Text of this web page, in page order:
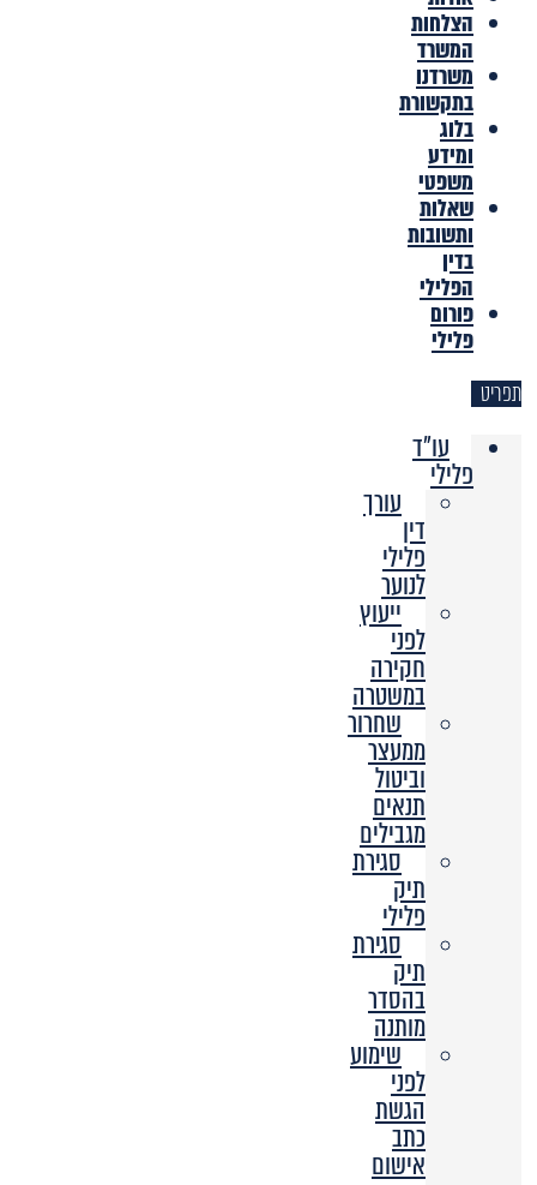
הצלחות
המשרד
משרדנו
בתקשורת
בלוג
ומידע
משפטי
שאלות
ותשובות
בדין
הפלילי
פורום
פלילי
תפריט
עו"ד
פלילי
עורך
דין
פלילי
לנוער
ייעוץ
לפני
חקירה
במשטרה
שחרור
ממעצר
וביטול
תנאים
מגבילים
סגירת
תיק
פלילי
סגירת
תיק
בהסדר
מותנה
שימוע
לפני
הגשת
כתב
אישום